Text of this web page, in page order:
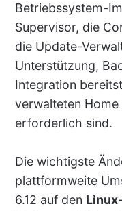
Betriebssystem-
Supervisor, die
die Update-
Unterstützung,
Integration
verwalteten
erforderlich sind.
Die wichtigste
plattformweite
6.12 auf den